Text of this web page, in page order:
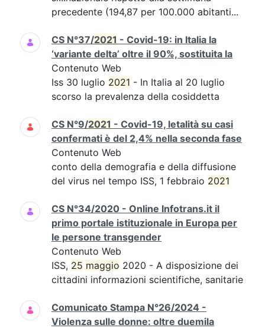
precedente (194,87 per 100.000 abitanti...
CS N°37/2021 - Covid-19: in Italia la
‘variante delta’ oltre il 90%, sostituita la
Contenuto Web
Iss 30 luglio 2021 - In Italia al 20 luglio
scorso la prevalenza della cosiddetta
CS N°9/2021 - Covid-19, letalità su casi
confermati è del 2,4% nella seconda fase
Contenuto Web
conto della demografia e della diffusione
del virus nel tempo ISS, 1 febbraio 2021
CS N°34/2020 - Online Infotrans.it il
primo portale istituzionale in Europa per
le persone transgender
Contenuto Web
ISS, 25 maggio 2020 - A disposizione dei
cittadini informazioni scientifiche, sanitarie
Comunicato Stampa N°26/2024 -
Violenza sulle donne: oltre duemila